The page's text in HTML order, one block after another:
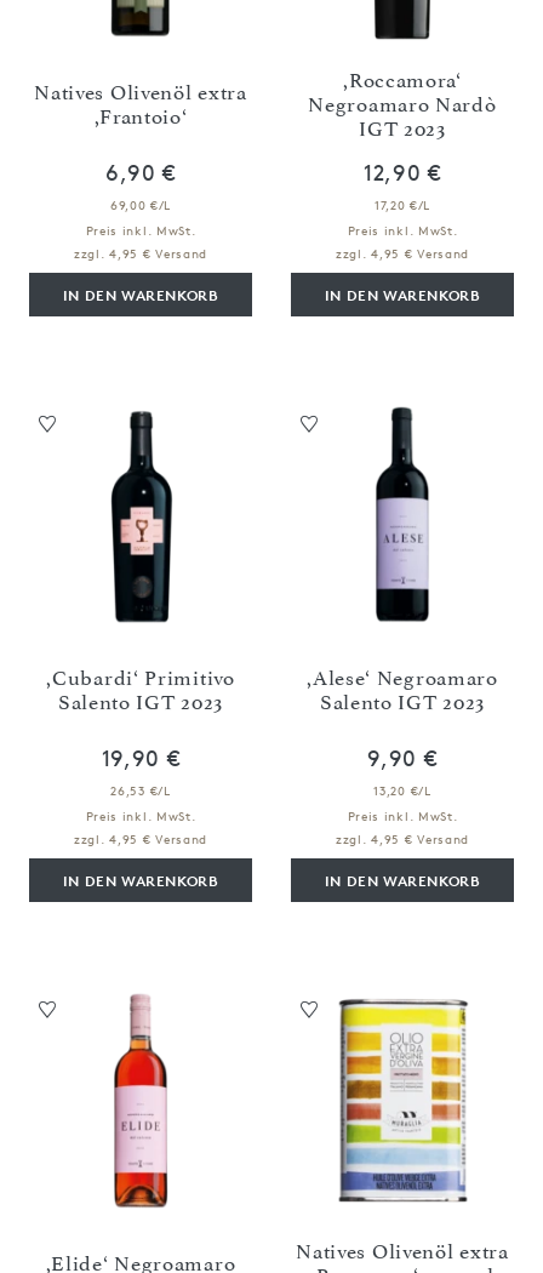
Natives Olivenöl extra
,Frantoio‘
6,90 €
69,00 €/L
Preis inkl. MwSt.
zzgl. 4,95 € Versand
IN DEN WARENKORB
,Roccamora‘
Negroamaro Nardò
IGT 2023
12,90 €
17,20 €/L
Preis inkl. MwSt.
zzgl. 4,95 € Versand
IN DEN WARENKORB
,Cubardi‘ Primitivo
Salento IGT 2023
19,90 €
26,53 €/L
Preis inkl. MwSt.
zzgl. 4,95 € Versand
IN DEN WARENKORB
,Alese‘ Negroamaro
Salento IGT 2023
9,90 €
13,20 €/L
Preis inkl. MwSt.
zzgl. 4,95 € Versand
IN DEN WARENKORB
,Elide‘ Negroamaro
Natives Olivenöl extra